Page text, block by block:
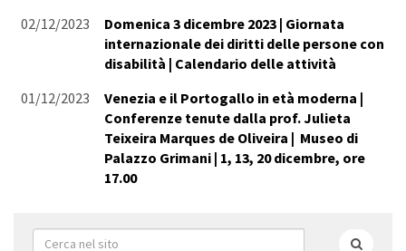
02/12/2023
Domenica 3 dicembre 2023 | Giornata
internazionale dei diritti delle persone con
disabilità | Calendario delle attività
01/12/2023
Venezia e il Portogallo in età moderna |
Conferenze tenute dalla prof. Julieta
Teixeira Marques de Oliveira | Museo di
Palazzo Grimani | 1, 13, 20 dicembre, ore
17.00
Form